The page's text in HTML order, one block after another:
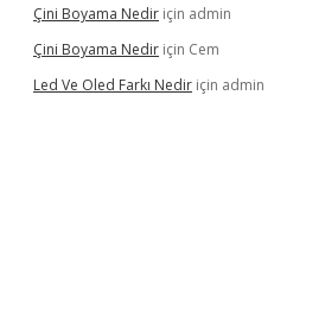
Çini Boyama Nedir için admin
Çini Boyama Nedir için Cem
Led Ve Oled Farkı Nedir için admin